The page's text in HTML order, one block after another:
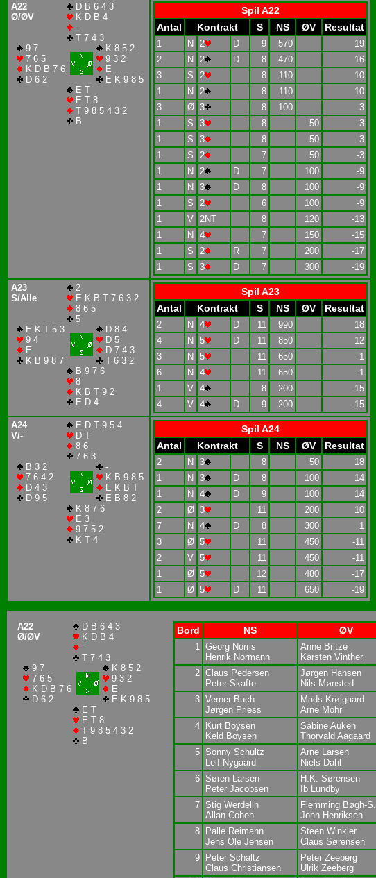
A22
Ø/ØV
D B 6 4 3
K D B 4
-
T 7 4 3
9 7
7 6 5
K D B 7 6
D 6 2
K 8 5 2
9 3 2
E
E K 9 8 5
E T
E T 8
T 9 8 5 4 3 2
B
Spil A22
Antal
Kontrakt S NS ØV Resultat
1 N 2 D 9 570
19
2
N 2 D 8 470
16
3
S 2 8 110
10
1
N 2 8 110
10
3
Ø 3 8 100
3
1
S 3 8 50
-3
1
S 3 8 50
-3
1
S 2 7 50
-3
1
N 2 D 7 100
-9
1
N 3 D 8 100
-9
1
S 2 6 100
-9
1
V 2NT 8 120
-13
1
N 4 7 150
-15
1
S 2 R 7 200
-17
1
S 3 D 7 300
-19
A23
S/Alle
2
E K B T 7 6 3 2
8 6 5
5
E K T 5 3
9 4
E
K B 9 8 7
D 8 4
D 5
D 7 4 3
T 6 3 2
B 9 7 6
8
K B T 9 2
E D 4
Spil A23
Antal
Kontrakt S NS ØV Resultat
2 N 4 D 11 990
18
4
N 5 D 11 850
12
3
N 5 11 650
-1
6
N 4 11 650
-1
1
V 4 8 200
-15
4
V 4 D 9 200
-15
A24
V/-
E D T 9 5 4
D T
8 6
7 6 3
B 3 2
7 6 4 2
D 4 3
D 9 5
-
K B 9 8 5
E K B T
E B 8 2
K 8 7 6
E 3
9 7 5 2
K T 4
Spil A24
Antal
Kontrakt S NS ØV Resultat
2 N 3 8 50
18
1
N 3 D 8 100
14
1
N 4 D 9 100
14
2
Ø 3 11 200
10
7
N 4 D 8 300
1
3
Ø 5 11 450
-11
2
V 5 11 450
-11
1
Ø 5 12 480
-17
1
Ø 5 D 11 650 -19
A22
Ø/ØV
D B 6 4 3
K D B 4
-
T 7 4 3
9 7
7 6 5
K D B 7 6
D 6 2
K 8 5 2
9 3 2
E
E K 9 8 5
E T
E T 8
T 9 8 5 4 3 2
B
Bord NS ØV
1 Georg Norris
Henrik Normann
Anne Britze
Karsten Vinther
2 Claus Pedersen
Peter Skafte
Jørgen Hansen
Nils Mønsted
3 Verner Buch
Jørgen Priess
Mads Krøjgaard
Arne Mohr
4
Kurt Boysen
Keld Boysen
Sabine Auken
Thorvald Aagaard
5 Sonny Schultz
Leif Nygaard
Arne Larsen
Niels Dahl
6 Søren Larsen
Peter Jacobsen
H.K. Sørensen
Ib Lundby
7 Stig Werdelin
Allan Cohen
Flemming Bøgh-S.
John Henriksen
8
Palle Reimann
Jens Ole Jensen
Steen Winkler
Claus Sørensen
9
Peter Schaltz
Claus Christiansen
Peter Zeeberg
Ulrik Zeeberg